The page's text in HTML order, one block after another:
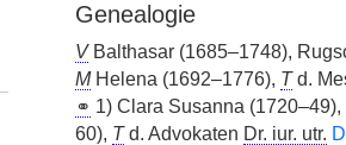
Genealogie
VBalthasar (1685–1748),
MHelena (1692–1776), Td.
⚭ 1) Clara Susanna (1720–49),
60), Td. Advokaten Dr. iur. utr.